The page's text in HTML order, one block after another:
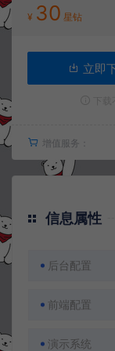
¥ 30 星钻
立即
增值服务：
信息属性
后台配置
前端配置
演示系统